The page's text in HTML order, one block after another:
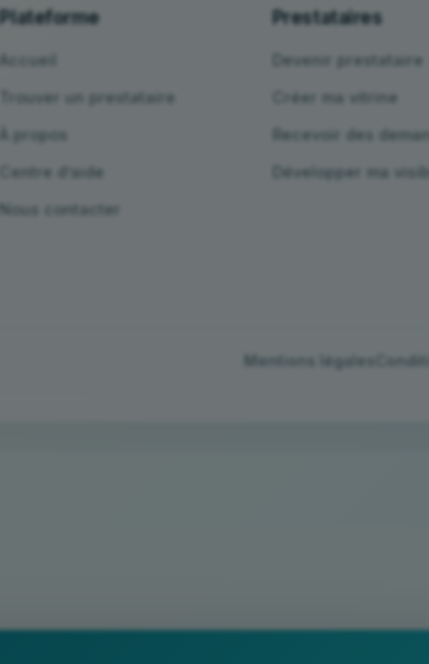
Plateforme
Accueil
Trouver un prestataire
À propos
Centre d’aide
Nous contacter
Prestataires
Devenir prestataire
Créer ma vitrine
Recevoir des
Développer ma
Mentions légales